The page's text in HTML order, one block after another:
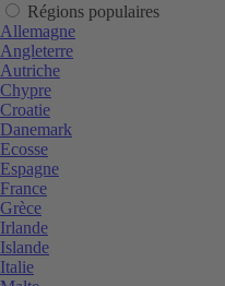
Régions populaires
Allemagne
Angleterre
Autriche
Chypre
Croatie
Danemark
Ecosse
Espagne
France
Grèce
Irlande
Islande
Italie